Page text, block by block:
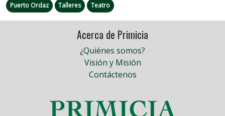
Puerto Ordaz
Talleres Teatro
Acerca de Primicia
¿Quiénes somos?
Visión y Misión
Contáctenos